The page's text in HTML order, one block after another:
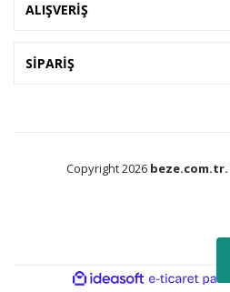
ALIŞVERİŞ
SİPARİŞ
Copyright 2026 beze.com.tr.
ideasoft